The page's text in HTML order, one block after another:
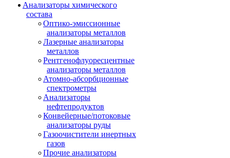
Анализаторы химического
состава
Оптико-эмиссионные
анализаторы металлов
Лазерные анализаторы
металлов
Рентгенофлуоресцентные
анализаторы металлов
Атомно-абсорбционные
спектрометры
Анализаторы
нефтепродуктов
Конвейерные/потоковые
анализаторы руды
Газоочистители инертных
газов
Прочие анализаторы